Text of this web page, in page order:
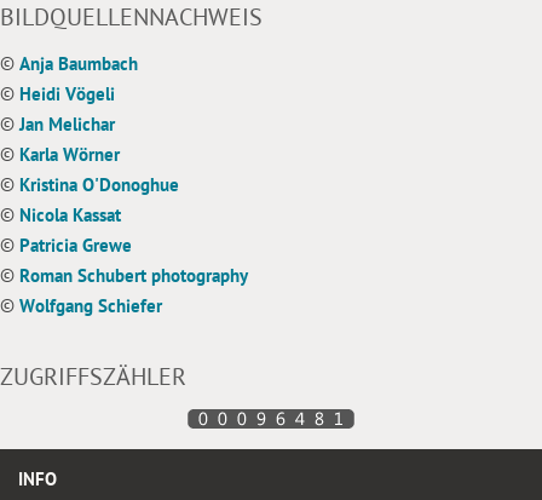
BILDQUELLENNACHWEIS
© Anja Baumbach
© Heidi Vögeli
©Jan Melichar
© Karla Wörner
© Kristina O'Donoghue
© Nicola Kassat
© Patricia Grewe
© Roman Schubert photography
© Wolfgang Schiefer
ZUGRIFFSZÄHLER
INFO